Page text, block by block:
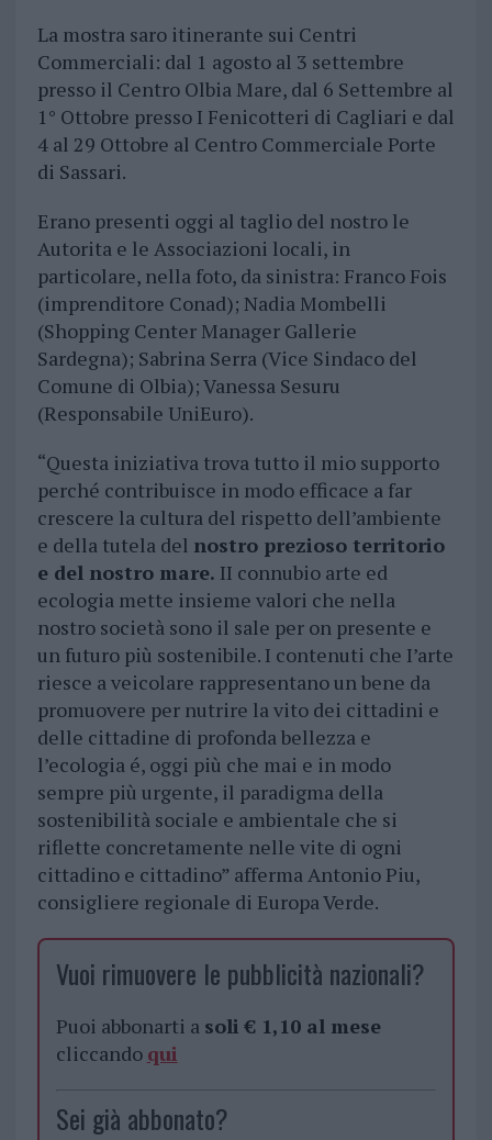
La mostra saro itinerante sui Centri
Commerciali: dal 1 agosto al 3 settembre
presso il Centro Olbia Mare, dal 6 Settembre al
1° Ottobre presso I Fenicotteri di Cagliari e dal
4 al 29 Ottobre al Centro Commerciale Porte
di Sassari.
Erano presenti oggi al taglio del nostro le
Autorita e le Associazioni locali, in
particolare, nella foto, da sinistra: Franco Fois
(imprenditore Conad); Nadia Mombelli
(Shopping Center Manager Gallerie
Sardegna); Sabrina Serra (Vice Sindaco del
Comune di Olbia); Vanessa Sesuru
(Responsabile UniEuro).
“Questa iniziativa trova tutto il mio supporto
perché contribuisce in modo efficace a far
crescere la cultura del rispetto dell’ambiente
e della tutela del nostro prezioso territorio
e del nostro mare. II connubio arte ed
ecologia mette insieme valori che nella
nostro società sono il sale per on presente e
un futuro più sostenibile. I contenuti che I’arte
riesce a veicolare rappresentano un bene da
promuovere per nutrire la vito dei cittadini e
delle cittadine di profonda bellezza e
l’ecologia é, oggi più che mai e in modo
sempre più urgente, il paradigma della
sostenibilità sociale e ambientale che si
riflette concretamente nelle vite di ogni
cittadino e cittadino” afferma Antonio Piu,
consigliere regionale di Europa Verde.
Vuoi rimuovere le pubblicità nazionali?
Puoi abbonarti a soli € 1,10 al mese
cliccando qui
Sei già abbonato?